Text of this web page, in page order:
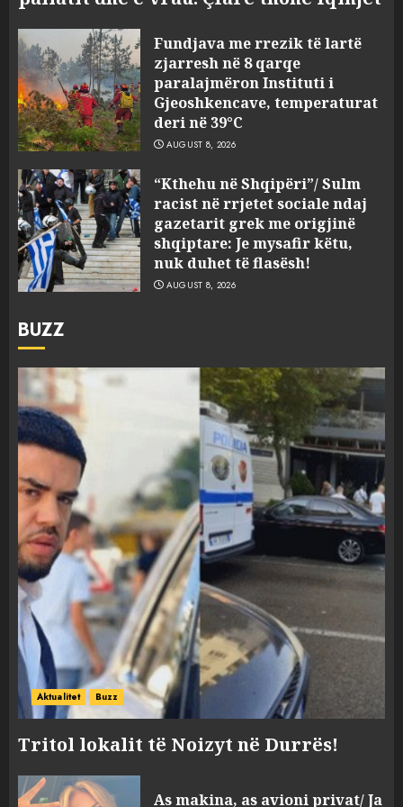
Fundjava me rrezik të lartë
zjarresh në 8 qarqe
paralajmëron Instituti i
Gjeoshkencave, temperaturat
deri në 39°C
AUGUST 8, 2026
“Kthehu në Shqipëri”/ Sulm
racist në rrjetet sociale ndaj
gazetarit grek me origjinë
shqiptare: Je mysafir këtu,
nuk duhet të flasësh!
AUGUST 8, 2026
BUZZ
Aktualitet Buzz
Tritol lokalit të Noizyt në Durrës!
As makina, as avioni privat/ Ja